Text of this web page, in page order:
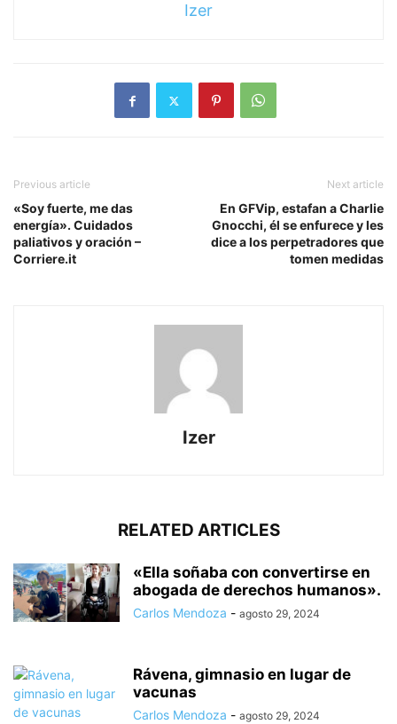
Izer
Previous article
«Soy fuerte, me das
energía». Cuidados
paliativos y oración –
Corriere.it
Next article
En GFVip, estafan a Charlie
Gnocchi, él se enfurece y les
dice a los perpetradores que
tomen medidas
Izer
RELATED ARTICLES
«Ella soñaba con convertirse en
abogada de derechos humanos».
Carlos Mendoza - agosto 29, 2024
Rávena, gimnasio en lugar de
vacunas
Carlos Mendoza - agosto 29, 2024